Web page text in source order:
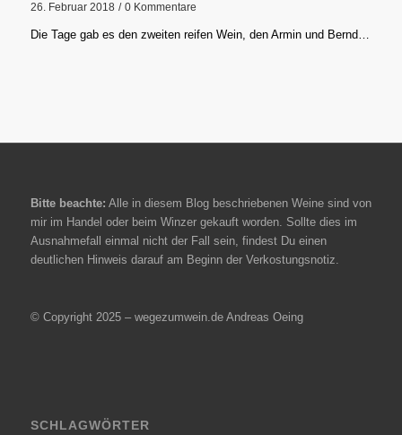
26. Februar 2018 / 0 Kommentare
Die Tage gab es den zweiten reifen Wein, den Armin und Bernd…
Bitte beachte: Alle in diesem Blog beschriebenen Weine sind von
mir im Handel oder beim Winzer gekauft worden. Sollte dies im
Ausnahmefall einmal nicht der Fall sein, findest Du einen
deutlichen Hinweis darauf am Beginn der Verkostungsnotiz.
© Copyright 2025 – wegezumwein.de Andreas Oeing
SCHLAGWÖRTER